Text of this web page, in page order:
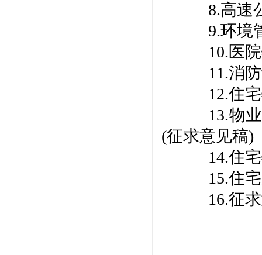
8.高速
9.环境
10.医
11.消
12.住
13.物
(征求意见稿)
14.住
15.住
16.征